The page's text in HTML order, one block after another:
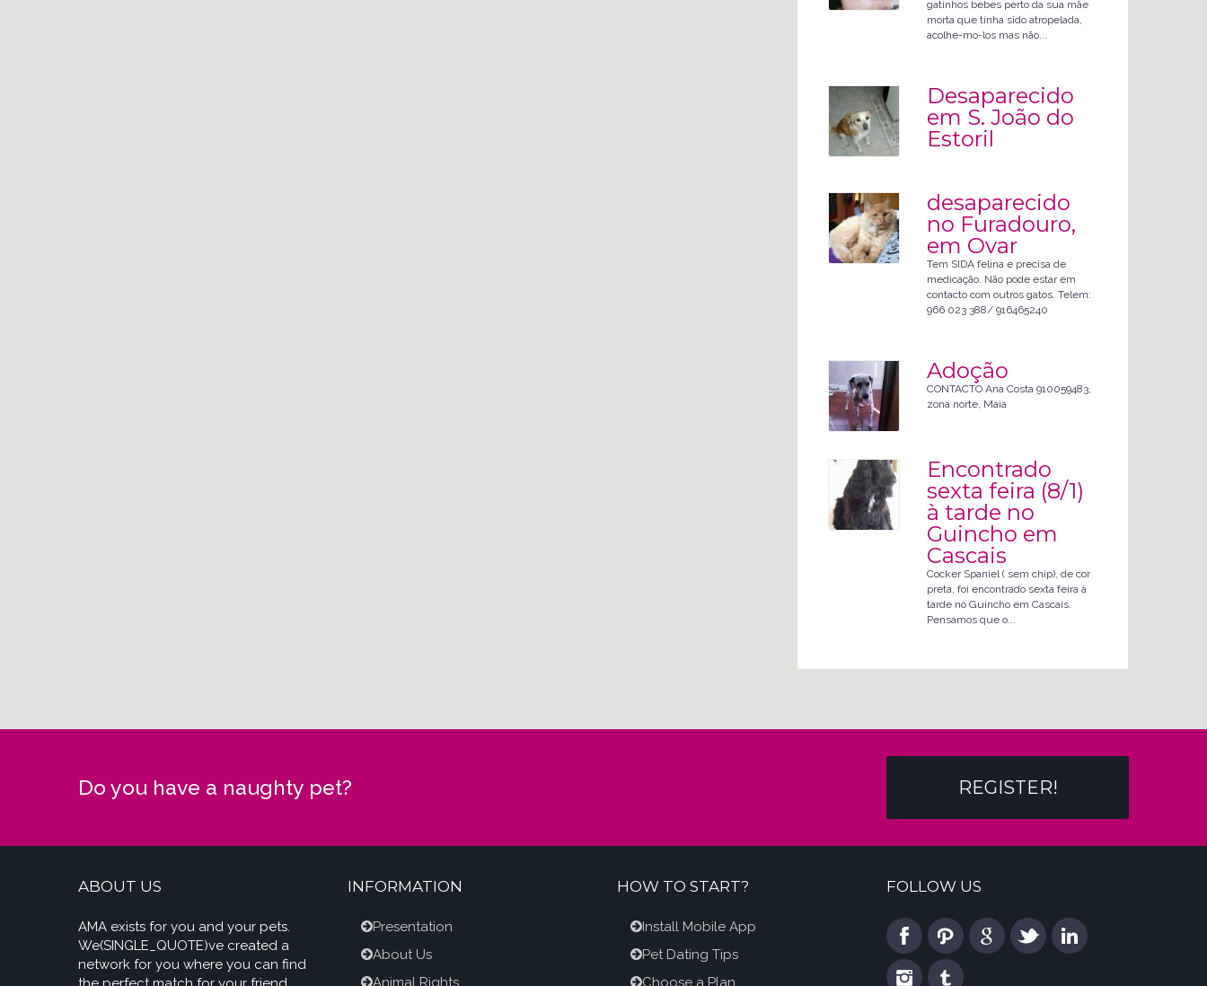
gatinhos bebes perto da sua mãe
morta que tinha sido atropelada,
acolhe-mo-los mas não...
Desaparecido
em S. João do
Estoril
desaparecido
no Furadouro,
em Ovar
Tem SIDA felina e precisa de
medicação. Não pode estar em
contacto com outros gatos. Telem:
966 023 388/ 916465240
Adoção
CONTACTO Ana Costa 910059483,
zona norte, Maia
Encontrado
sexta feira (8/1)
à tarde no
Guincho em
Cascais
Cocker Spaniel ( sem chip), de cor
preta, foi encontrado sexta feira à
tarde no Guincho em Cascais.
Pensamos que o...
Do you have a naughty pet? REGISTER!
ABOUT US
AMA exists for you and your pets.
We(SINGLE_QUOTE)ve created a
network for you where you can find
INFORMATION
Presentation
About Us
Animal Rights
HOW TO START?
Install Mobile App
Pet Dating Tips
Choose a Plan
FOLLOW US